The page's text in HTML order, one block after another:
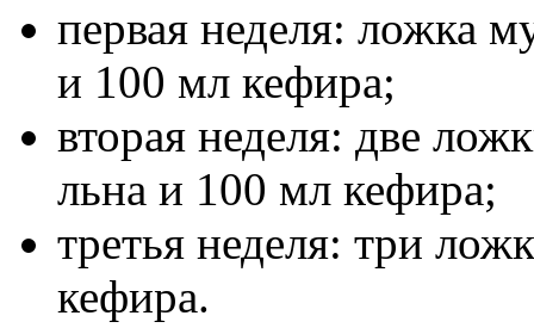
первая неделя: ложка
и 100 мл кефира;
вторая неделя: две
льна и 100 мл кефира;
третья неделя: три
кефира.